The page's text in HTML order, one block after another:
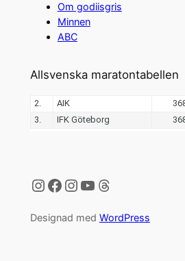
Om godiisgris
Minnen
ABC
Allsvenska maratontabellen
Instagram
Facebook
Instagram
YouTube
Threads
Designad med WordPress